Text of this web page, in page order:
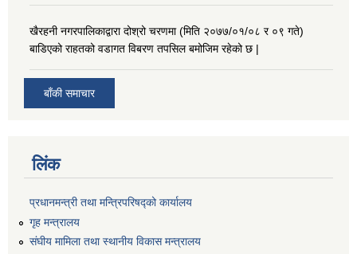
खैरहनी नगरपालिकाद्वारा दोश्रो चरणमा (मिति २०७७/०१/०८ र ०९ गते)
बाडिएको राहतको वडागत विबरण तपसिल बमोजिम रहेको छ |
बाँकी समाचार
लिंक
प्रधानमन्त्री तथा मन्त्रिपरिषद्को कार्यालय
गृह मन्त्रालय
संघीय मामिला तथा स्थानीय विकास मन्त्रालय